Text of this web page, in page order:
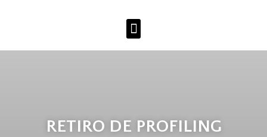
RETIRO DE PROFILING